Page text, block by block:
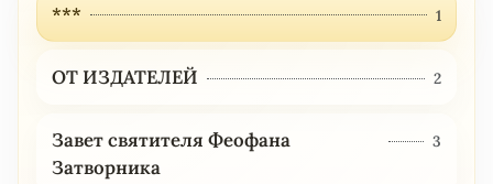
*** 1
ОТ ИЗДАТЕЛЕЙ 2
Завет святителя Феофана
Затворника
3